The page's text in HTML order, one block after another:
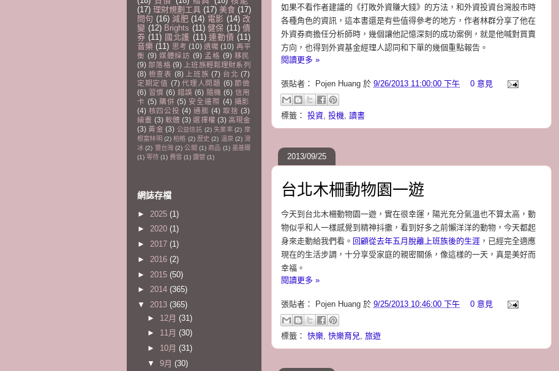
如果不看作者建議的《打敗外資賺大錢》的方法，和外資投資台灣股市時
各種角色的資訊，這本書還是有些值得參考的地方，作者林群分享了他在
外資券商擔任分析師時，幾個讓他記憶深刻的成功案例，就是他喊對買賣
方向，也得到外資基金經理人認同和下單的幾個重點報告。
閱讀更多 »
張貼者： Pojen Huang 於 9/26/2013 11:00:00 下午 0 意見
標籤： 投資, 投機, 讀書
2013/09/25
台北木柵動物園一遊
今天到台北木柵動物園一遊，實在很幸運，陽光充分氣溫也不算太高，動
物似乎和人一樣感覺到精神抖擻，看到好多之前懶洋洋的動物，今天都起
身來走動給我們看。 回顧從去年五月脫離上班族後的生涯 ，已經完全適應
現在的生活步調，十分享受家庭的親密關係，像這樣的一天，真是美好而
幸福。
閱讀更多 »
張貼者： Pojen Huang 於 9/25/2013 10:46:00 下午 0 意見
標籤： 快樂, 快樂育兒, 旅遊
(17) 理財規劃工具 (17) 美食 (17)
問句 (16) 減肥 (14) 電影 (14) 改
變 (12) Brights (11) 健保 (11) 債
券 (11) 國北護 (11) 連動債 (11)
音樂 (11) 思考 (10) 遺囑 (10) 再平
衡 (9) 媒體採訪 (9) 孟格 (9) 移民
(9) 部落格 (9)
上班族輕鬆理財系列
(8) 檢查表 (8) 上班族 (7) 台北 (7)
定期定值 (7) 代理人問題 (6) 節儉
(6) 習慣 (6) 錯誤 (6) 隨機 (6) 信用
卡 (5) 購併 (5) 安全邊際 (4) 攝影
(4) 核四公投 (4) 通膨 (4) 取捨 (3)
繪畫 (3) 軟體 (3) 選擇權 (3) 高現金
(3) 黃金 (3) 公益信託 (2) 失業率 (2) 摩
根富林明 (2) 柏格 (2) 歷史 (2) 溫泉 (2) 滑
冰 (2) 豐台灣 (2) 公關 (1) 商品 (1) 墨基爾
(1) 等待 (1) 費雪 (1) 露營 (1)
網誌存檔
► 2025 (1)
► 2020 (1)
► 2017 (1)
► 2016 (2)
► 2015 (50)
► 2014 (365)
▼ 2013 (365)
► 12月 (31)
► 11月 (30)
► 10月 (31)
▼ 9月 (30)